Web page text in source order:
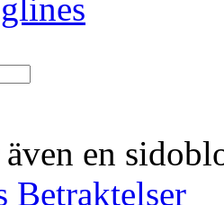
en
Betraktelser